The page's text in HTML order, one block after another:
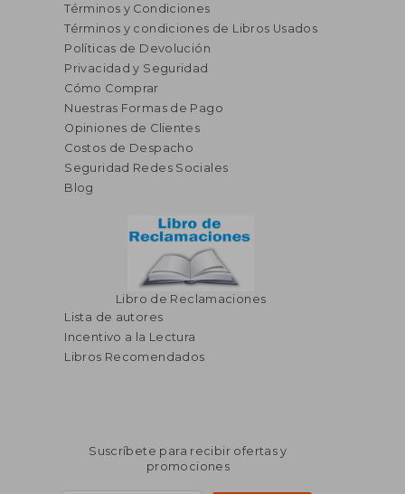
55%
dcto.
S/ 181,56
S/ 81,70
Términos y Condiciones
Términos y condiciones de Libros Usados
Políticas de Devolución
Privacidad y Seguridad
Cómo Comprar
Nuestras Formas de Pago
Opiniones de Clientes
Costos de Despacho
Seguridad Redes Sociales
Blog
Libro de Reclamaciones
Lista de autores
Incentivo a la Lectura
Libros Recomendados
Suscríbete para recibir ofertas y
promociones